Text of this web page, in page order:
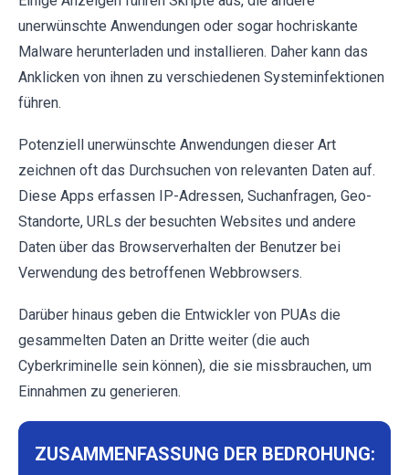
unerwünschte Anwendungen oder sogar hochriskante
Malware herunterladen und installieren. Daher kann das
Anklicken von ihnen zu verschiedenen Systeminfektionen
führen.
Potenziell unerwünschte Anwendungen dieser Art
zeichnen oft das Durchsuchen von relevanten Daten auf.
Diese Apps erfassen IP-Adressen, Suchanfragen, Geo-
Standorte, URLs der besuchten Websites und andere
Daten über das Browserverhalten der Benutzer bei
Verwendung des betroffenen Webbrowsers.
Darüber hinaus geben die Entwickler von PUAs die
gesammelten Daten an Dritte weiter (die auch
Cyberkriminelle sein können), die sie missbrauchen, um
Einnahmen zu generieren.
ZUSAMMENFASSUNG DER BEDROHUNG: